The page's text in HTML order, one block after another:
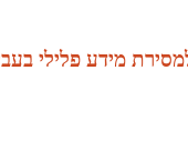
מידע פלילי